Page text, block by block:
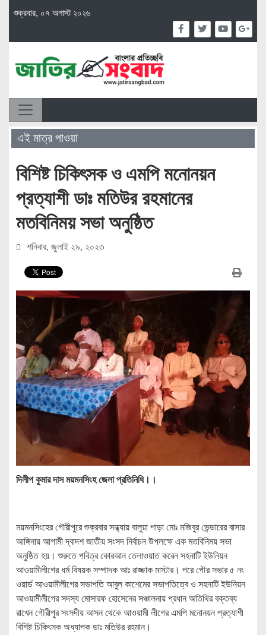
শুক্রবার, ০৭ অগাস্ট ২০২৬
এই মাত্র পাওয়া
বিশিষ্ট চিকিৎসক ও এমপি মনোনয়ন
প্রত্যাশী ডাঃ মতিউর রহমানের
মতবিনিময় সভা অনুষ্ঠিত
শনিবার, জুলাই ২৯, ২০২৩
দিলীপ কুমার দাস ময়মনসিংহ জেলা প্রতিনিধি।।
ময়মনসিংহের গৌরীপুরে শুক্রবার সন্ধ্যায় বালুয়া পাড়া মোঃ মজিবুর ভেন্ডারের বাসার
আঙ্গিনায় আগামী দ্বাদশ জাতীয় সংসদ নির্বাচন উপলক্ষে এক মতবিনিময় সভা
অনুষ্ঠিত হয়। শুরুতে পবিত্র কোরআন তেলাওয়াত করেন সহনাটি ইউনিয়ন
আওয়ামীলীগের ধর্ম বিষয়ক সম্পাদক আঃ রাজ্জাক মাস্টার। পরে পৌর সভার ৫ নং
ওয়ার্ড আওয়ামীলীগের সভাপতি আবুল কাশেমের সভাপতিত্বে ও সহনাটি ইউনিয়ন
আওয়ামীলীগের সদস্য মোসারফ হোসেনের সঞ্চালনায় প্রধান অতিথির বক্তব্য
রাখেন গৌরীপুর সংসদীয় আসন থেকে আওয়ামী লীগের এমপি মনোনয়ন প্রত্যাশী
বিশিষ্ট চিকিৎসক অধ্যাপক ডাঃ মতিউর রহমান।